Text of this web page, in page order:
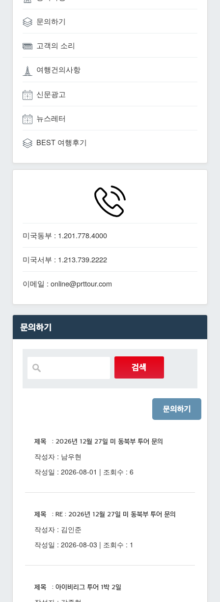
문의하기
고객의 소리
여행건의사항
신문광고
뉴스레터
BEST 여행후기
미국동부 : 1.201.778.4000
미국서부 : 1.213.739.2222
이메일 : online@prttour.com
문의하기
문의하기
제목 : 2026년 12월 27일 미 동북부 투어 문의
작성자 : 남우현
작성일 : 2026-08-01 | 조회수 : 6
제목 : RE : 2026년 12월 27일 미 동북부 투어 문의
작성자 : 김인준
작성일 : 2026-08-03 | 조회수 : 1
제목 : 아이비리그 투어 1박 2일